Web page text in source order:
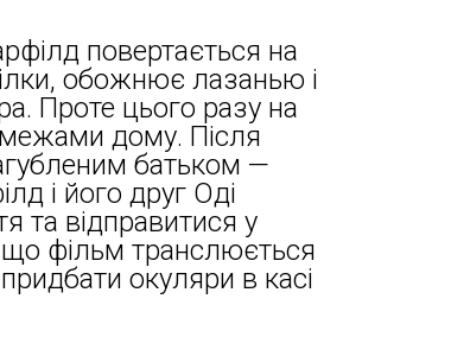
повертається на
обожнює лазанью і
Проте цього разу на
межами дому. Після
батьком —
і його друг Оді
та відправитися у
фільм транслюється
окуляри в касі